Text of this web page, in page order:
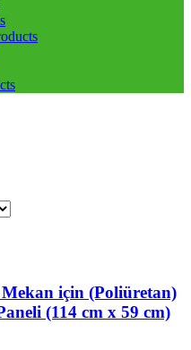
için (Poliüretan)
(114 cm x 59 cm)